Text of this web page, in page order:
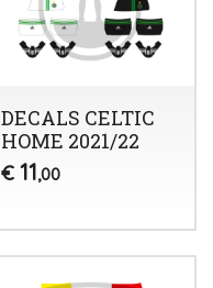
DECALS CELTIC
HOME 2021/22
€ 11,00